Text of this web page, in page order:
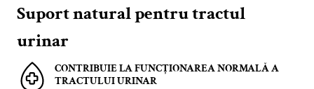
Suport natural pentru tractul
urinar
CONTRIBUIE LA FUNCȚIONAREA NORMALĂ A
TRACTULUI URINAR